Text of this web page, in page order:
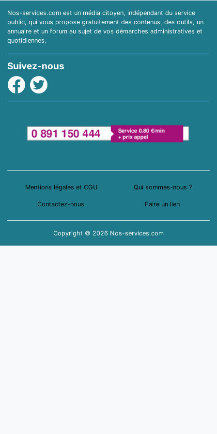
Nos-services.com est un média citoyen, indépendant du service
public, qui vous propose gratuitement des contenus, des outils, un
annuaire et un forum au sujet de vos démarches administratives et
quotidiennes.
Suivez-nous
Facebook
Twitter
Mentions légales et CGU Qui sommes-nous ?
Contactez-nous Faire un lien
Copyright © 2026 Nos-services.com